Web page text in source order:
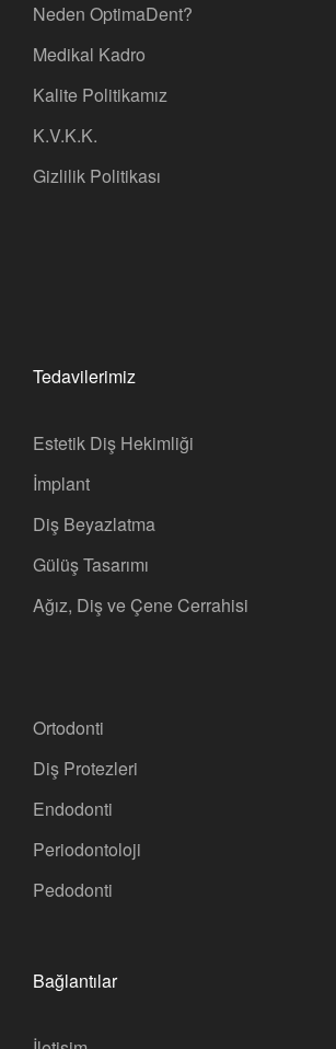
Neden OptimaDent?
Medikal Kadro
Kalite Politikamız
K.V.K.K.
Gizlilik Politikası
Tedavilerimiz
Estetik Diş Hekimliği
İmplant
Diş Beyazlatma
Gülüş Tasarımı
Ağız, Diş ve Çene Cerrahisi
Ortodonti
Diş Protezleri
Endodonti
Periodontoloji
Pedodonti
Bağlantılar